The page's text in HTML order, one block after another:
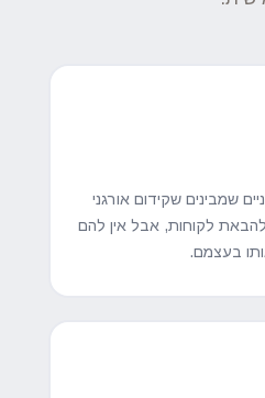
שמבינים שקידום אורגני
לקוחות, אבל אין להם
בעצמם.